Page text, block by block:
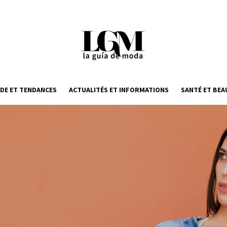
ET TENDANCES ACTUALITÉS ET INFORMATIONS SANTÉ ET